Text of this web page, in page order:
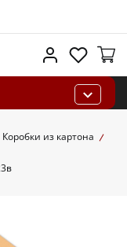
Личный
Коробки из картона